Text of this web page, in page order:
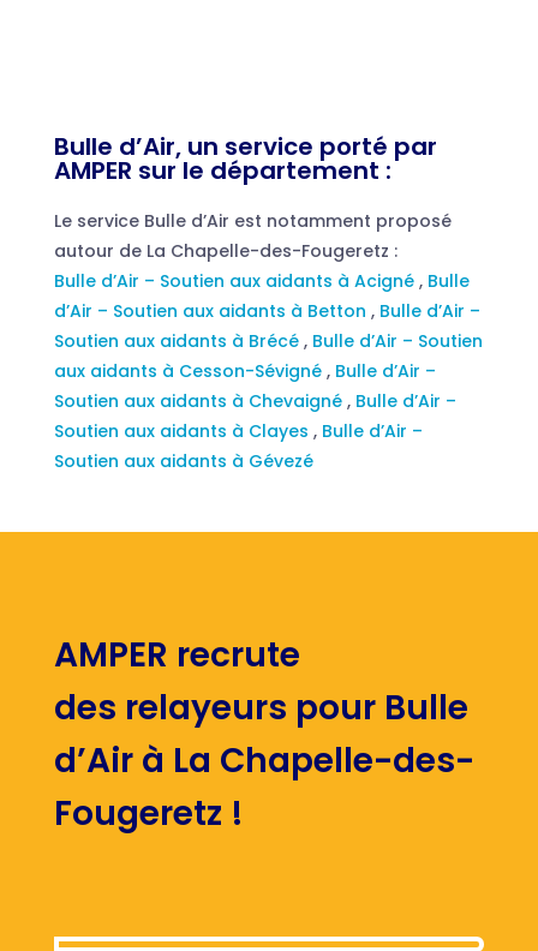
Bulle d’Air, un service porté par
AMPER sur le département :
Le service Bulle d’Air est notamment proposé
autour de La Chapelle-des-Fougeretz :
Bulle d’Air – Soutien aux aidants à Acigné , Bulle
d’Air – Soutien aux aidants à Betton , Bulle d’Air –
Soutien aux aidants à Brécé , Bulle d’Air – Soutien
aux aidants à Cesson-Sévigné , Bulle d’Air –
Soutien aux aidants à Chevaigné , Bulle d’Air –
Soutien aux aidants à Clayes , Bulle d’Air –
Soutien aux aidants à Gévezé
AMPER recrute
des relayeurs pour Bulle
d’Air à La Chapelle-des-
Fougeretz !